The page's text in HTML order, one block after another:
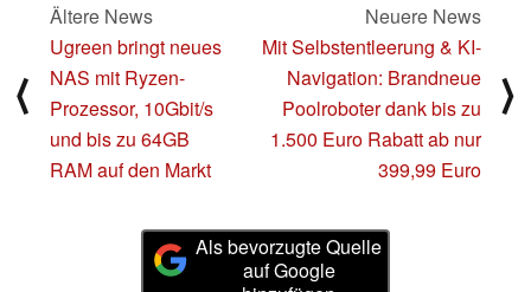
⟨
Ältere News
Ugreen bringt neues
NAS mit Ryzen-
Prozessor, 10Gbit/s
und bis zu 64GB
RAM auf den Markt
Neuere News
Mit Selbstentleerung & KI-
Navigation: Brandneue
Poolroboter dank bis zu
1.500 Euro Rabatt ab nur
399,99 Euro
⟩
Als bevorzugte Quelle
auf Google